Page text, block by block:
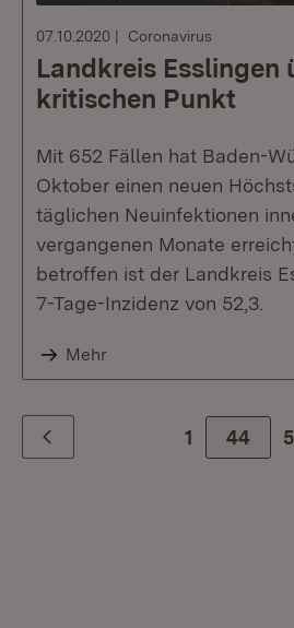
07.10.2020 Coronavirus
Landkreis Esslingen
kritischen Punkt
Mit 652 Fällen hat Baden-
Oktober einen neuen
täglichen Neuinfektionen
vergangenen Monate
betroffen ist der Landkreis
7-Tage-Inzidenz von 52,3.
Mehr
Zurück 1 44